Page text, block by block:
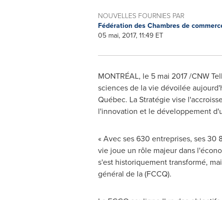
NOUVELLES FOURNIES PAR
Fédération des Chambres de
05 mai, 2017, 11:49 ET
MONTRÉAL, le 5 mai 2017 /CNW
sciences de la vie dévoilée
Québec. La Stratégie vise
l'innovation et le développement
« Avec ses 630 entreprises, ses 30
vie joue un rôle majeur dans
s'est historiquement transformé,
général de la (FCCQ).